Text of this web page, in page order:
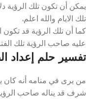
يمكن أن تكون تلك الرؤية
تلك الايام والله اعلم.
كما أن تلك الرؤية قد
عليه صاحب الرؤية تلك
تفسير حلم إعداد
من يرى في منامه أنه كان
شرف قد يناله صاحب الرؤيا